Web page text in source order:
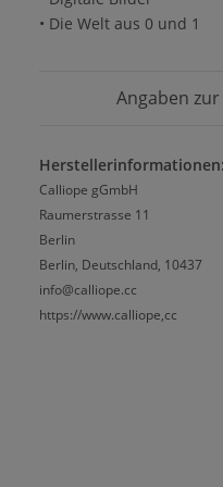
• Die Welt aus 0 und 1
Angaben
Herstellerinformationen:
Calliope gGmbH
Raumerstrasse 11
Berlin
Berlin, Deutschland, 10437
info@calliope.cc
https://www.calliope,cc